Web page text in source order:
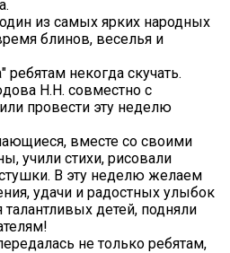
из самых ярких народных
блинов, веселья и
некогда скучать.
Н.Н. совместно с
провести эту неделю
вместе со своими
учили стихи, рисовали
В эту неделю желаем
удачи и радостных улыбок
детей, подняли
не только ребятам,